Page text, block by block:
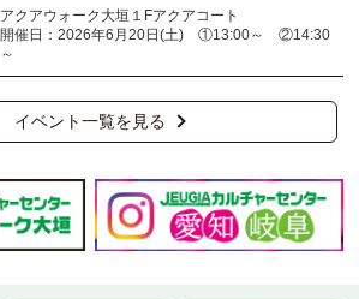
アクアウォーク大垣１Fアクアコート
開催日：2026年6月20日(土) ①13:00～ ②14:30
～
イベント一覧を見る